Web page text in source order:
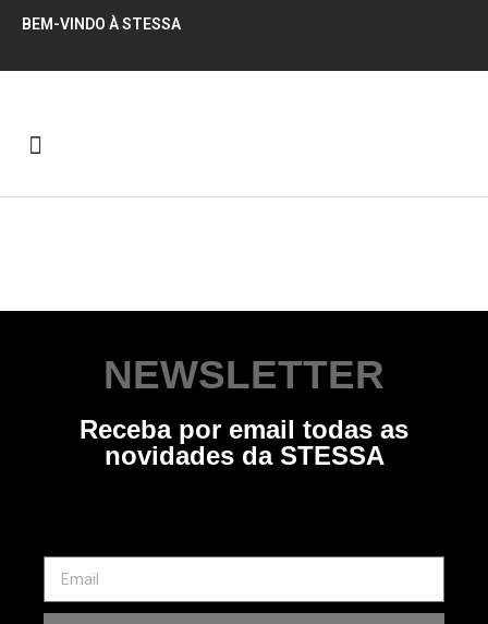
BEM-VINDO À STESSA
NEWSLETTER
Receba por email todas as
novidades da STESSA